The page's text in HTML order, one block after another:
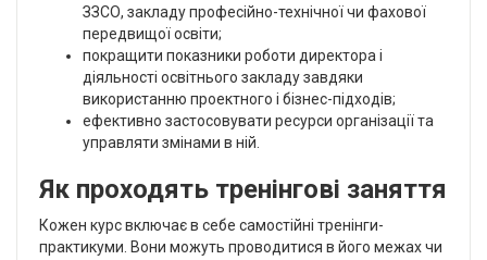
ЗЗСО, закладу професійно-технічної чи фахової
передвищої освіти;
покращити показники роботи директора і
діяльності освітнього закладу завдяки
використанню проектного і бізнес-підходів;
ефективно застосовувати ресурси організації та
управляти змінами в ній.
Як проходять тренінгові заняття
Кожен курс включає в себе самостійні тренінги-
практикуми. Вони можуть проводитися в його межах чи